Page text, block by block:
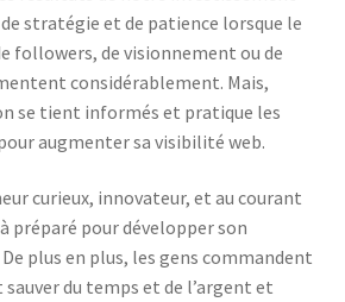
stratégie et de patience lorsque le
followers, de visionnement ou de
considérablement. Mais,
se tient informés et pratique les
augmenter sa visibilité web.
curieux, innovateur, et au courant
préparé pour développer son
plus en plus, les gens commandent
du temps et de l’argent et